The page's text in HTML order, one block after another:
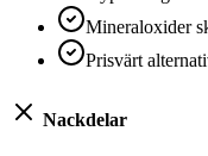
Mineraloxider
Prisvärt
Nackdelar